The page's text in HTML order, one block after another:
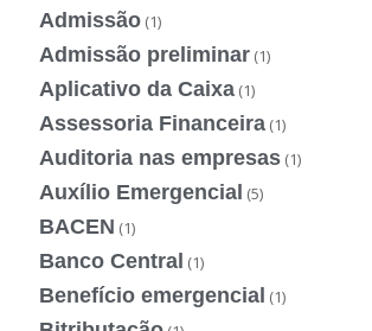
Admissão (1)
Admissão preliminar (1)
Aplicativo da Caixa (1)
Assessoria Financeira (1)
Auditoria nas empresas (1)
Auxílio Emergencial (5)
BACEN (1)
Banco Central (1)
Benefício emergencial (1)